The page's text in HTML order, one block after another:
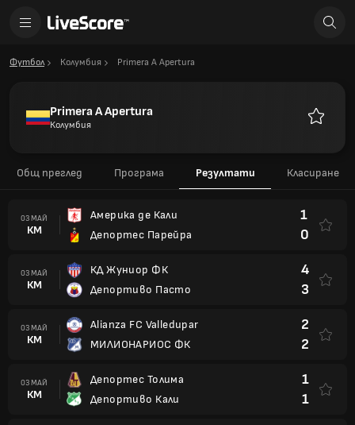
Футбол Колумбия Primera A Apertura
Primera A Apertura
Колумбия
Общ преглед Програма Резултати Класиране
03 МАЙ
КМ
Америка де Кали
Депортес Парейра
1
0
03 МАЙ
КМ
КД Жуниор ФК
Депортиво Пасто
4
3
03 МАЙ
КМ
Alianza FC Valledupar
МИЛИОНАРИОС ФК
2
2
03 МАЙ
КМ
Депортес Толима
Депортиво Кали
1
1